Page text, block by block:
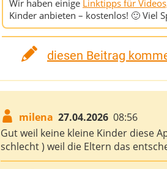
Wir haben einige Linktipps für
Kinder anbieten – kostenlos! 🙂 Viel
diesen Beitrag
milena 27.04.2026 08:56
Gut weil keine kleine Kinder diese
schlecht ) weil die Eltern das